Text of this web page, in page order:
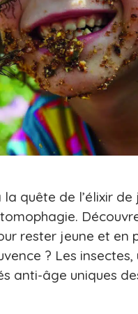
quête de l’élixir de
rester jeune et en
? Les
anti-âge uniques